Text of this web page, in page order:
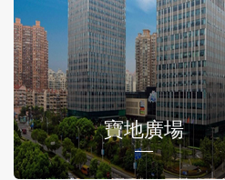
寶地廣場